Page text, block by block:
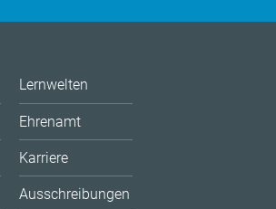
Lernwelten
Ehrenamt
Karriere
Ausschreibungen